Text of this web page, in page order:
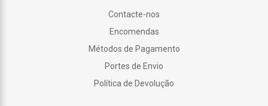
Contacte-nos
Encomendas
Métodos de Pagamento
Portes de Envio
Política de Devolução